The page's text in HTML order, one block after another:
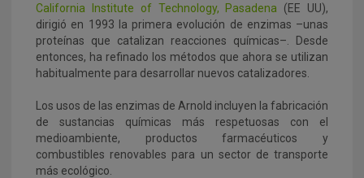
California Institute of Technology, Pasadena (EE UU),
dirigió en 1993 la primera evolución de enzimas –unas
proteínas que catalizan reacciones químicas–. Desde
entonces, ha refinado los métodos que ahora se utilizan
habitualmente para desarrollar nuevos catalizadores.
Los usos de las enzimas de Arnold incluyen la fabricación
de sustancias químicas más respetuosas con el
medioambiente, productos farmacéuticos y
combustibles renovables para un sector de transporte
más ecológico.